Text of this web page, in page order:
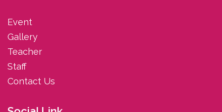
Event
Gallery
Teacher
Staff
Contact Us